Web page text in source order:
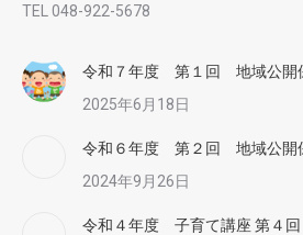
TEL 048-922-5678
令和７年度 第１回 地域公開
2025年6月18日
令和６年度 第２回 地域公開
2024年9月26日
令和４年度 子育て講座 第４